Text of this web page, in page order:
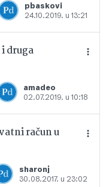
pbaskovi
24.10.2019. u 13:21
u favorite
druga
amadeo
02.07.2019. u 10:18
u favorite
račun u
sharonj
30.08.2017. u 23:02
u favorite